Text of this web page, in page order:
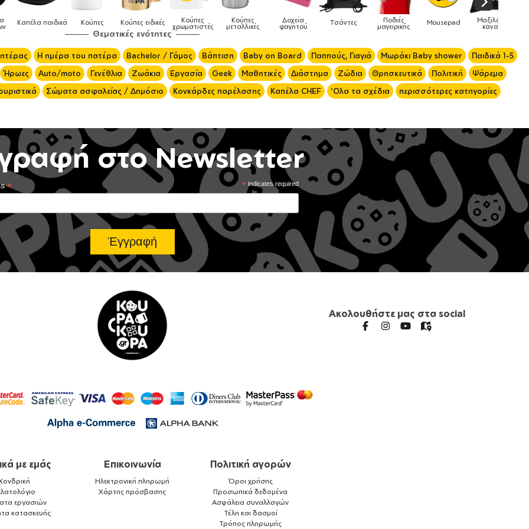
Κούπες ειδικές Κούπες
χρωματιστές
Κούπες
μεταλλικές
Δοχεία
φαγητού Τσάντες Ποδιές
μαγειρικής Mousepad Μαξιλάρια
καναπέ Phone Holders Ρολόγια
Θεματικές ενότητες
Η ημέρα του πατέρα Bachelor / Γάμος Βάπτιση Baby on Board Παππούς, Γιαγιά Μωράκι Baby shower
Παιδικά 1-5
Ήρωες Auto/moto Γενέθλια Ζωάκια Εργασία Geek Μαθητικές Διάστημα Ζώδια Θρησκευτικά Πολιτική
Ψάρεμα
Σώματα ασφαλείας / Δημόσιο Κονκάρδες παρέλασης Καπέλα CHEF 'Ολα τα σχέδια περισσότερες κατηγορίες
στο Newsletter
*indicates required
*
Ακολουθήστε μας στα social
με εμάς
εργασιών
κατασκευής
Επικοινωνία
Ηλεκτρονική πληρωμή
Χάρτης πρόσβασης
Πολιτική αγορών
Όροι χρήσης
Προσωπικά δεδομένα
Ασφάλεια συναλλαγών
Τέλη και δασμοί
Τρόπος πληρωμής